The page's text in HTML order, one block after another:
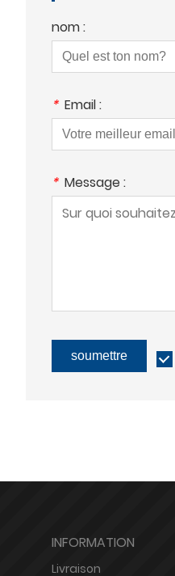
nom :
* Email :
* Message :
soumettre
INFORMATION
Livraison